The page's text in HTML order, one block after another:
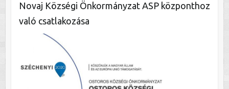
Novaj Községi Önkormányzat ASP központhoz
való csatlakozása